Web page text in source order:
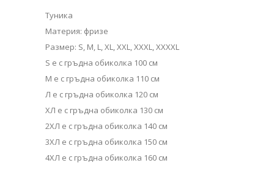
Туника
Материя: фризе
Размер: S, M, L, XL, XXL, XXXL, XXXXL
S е с гръдна обиколка 100 см
М е с гръдна обиколка 110 см
Л е с гръдна обиколка 120 см
ХЛ е с гръдна обиколка 130 см
2ХЛ е с гръдна обиколка 140 см
3ХЛ е с гръдна обиколка 150 см
4ХЛ е с гръдна обиколка 160 см